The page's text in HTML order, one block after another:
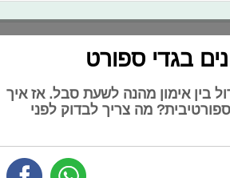
בין אימון מהנה לשעת סבל. אז איך
מה צריך לבדוק לפני